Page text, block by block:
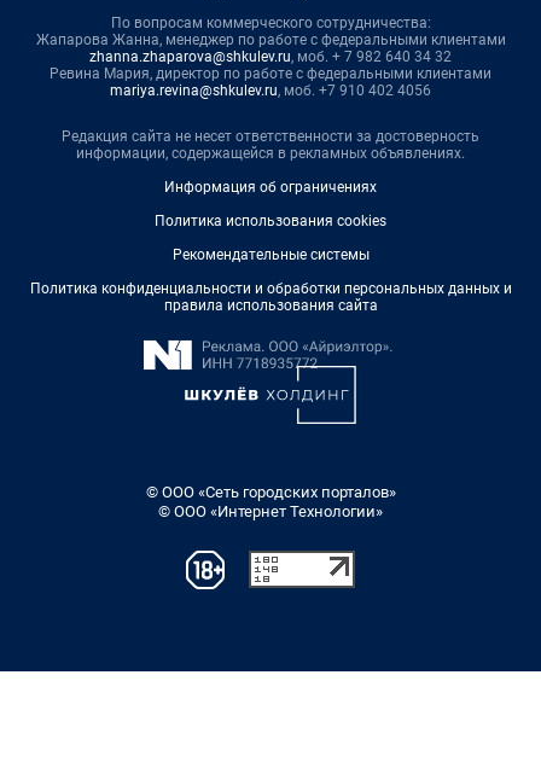
По вопросам коммерческого сотрудничества:
Жапарова Жанна, менеджер по работе с федеральными клиентами
zhanna.zhaparova@shkulev.ru, моб. + 7 982 640 34 32
Ревина Мария, директор по работе с федеральными клиентами
mariya.revina@shkulev.ru, моб. +7 910 402 4056
Редакция сайта не несет ответственности за достоверность
информации, содержащейся в рекламных объявлениях.
Информация об ограничениях
Политика использования cookies
Рекомендательные системы
Политика конфиденциальности и обработки персональных данных и
правила использования сайта
© ООО «Сеть городских порталов»
© ООО «Интернет Технологии»